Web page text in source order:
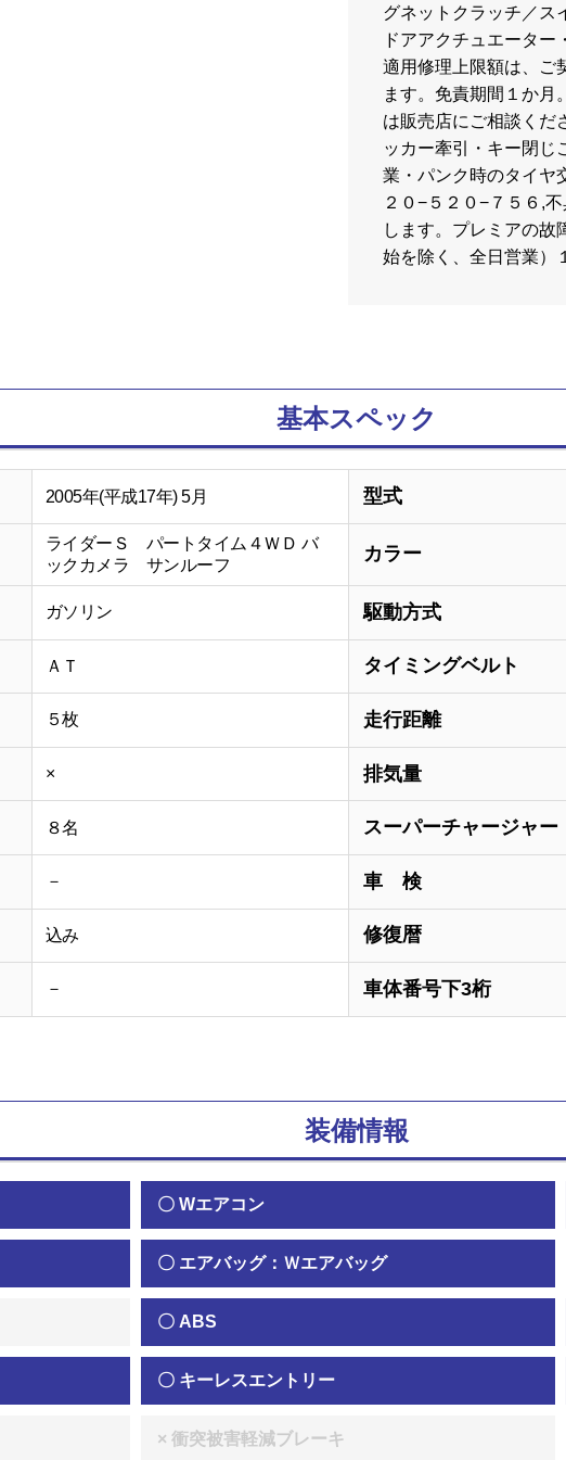
グネットクラッチ／ス
ドアアクチュエータ
適用修理上限額は、ご
ます。免責期間１か月
は販売店にご相談くだ
ッカー牽引・キー閉じ
業・パンク時のタイヤ
２０−５２０−７５６,
します。プレミアの故
始を除く、全日営業）
基本スペック
2005年(平成17年) 5月 型式
ライダーＳ パートタイム４ＷＤ バ
ックカメラ サンルーフ
カラー
ガソリン 駆動方式
ＡＴ タイミングベルト
５枚 走行距離
× 排気量
８名 スーパーチャージャー
－ 車 検
込み 修復暦
－ 車体番号下3桁
装備情報
〇 Wエアコン
〇 エアバッグ：Ｗエアバッグ
〇 ABS
〇 キーレスエントリー
× 衝突被害軽減ブレーキ